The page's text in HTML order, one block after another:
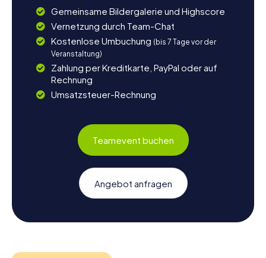
Gemeinsame Bildergalerie und Highscore
Vernetzung durch Team-Chat
Kostenlose Umbuchung (bis 7 Tage vor der
Veranstaltung)
Zahlung per Kreditkarte, PayPal oder auf
Rechnung
Umsatzsteuer-Rechnung
Teamevent buchen
Angebot anfragen